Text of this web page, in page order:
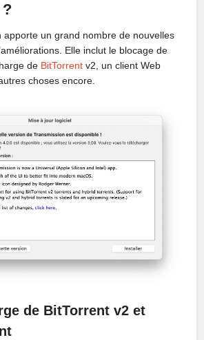
apporte un grand nombre de nouvelles
Elle inclut le blocage de
de BitTorrent v2, un client Web
choses encore.
de BitTorrent v2 et